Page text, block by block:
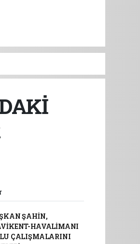
ŞAHİN,
HAVALİMANI
ÇALIŞMALARINI